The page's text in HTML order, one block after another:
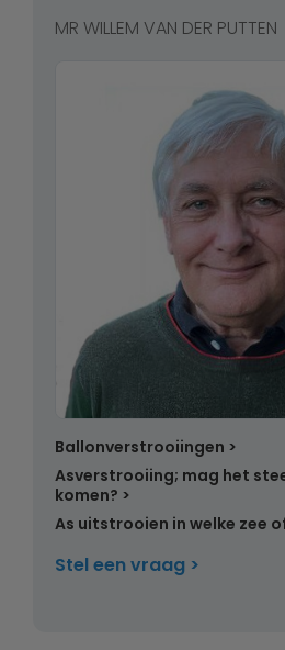
MR WILLEM VAN DER PUTTEN
Ballonverstrooiingen
Asverstrooiing; mag het
komen?
As uitstrooien in welke zee
Stel een vraag